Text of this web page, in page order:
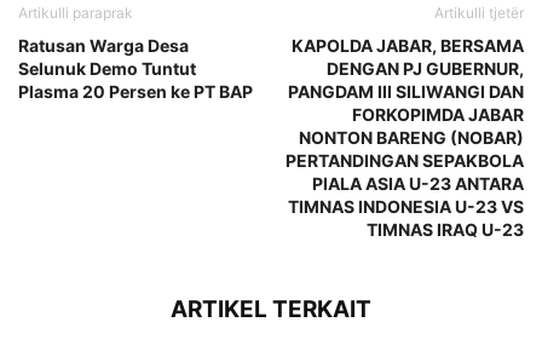
Artikulli paraprak
Ratusan Warga Desa
Selunuk Demo Tuntut
Plasma 20 Persen ke PT BAP
Artikulli tjetër
KAPOLDA JABAR, BERSAMA
DENGAN PJ GUBERNUR,
PANGDAM III SILIWANGI DAN
FORKOPIMDA JABAR
NONTON BARENG (NOBAR)
PERTANDINGAN SEPAKBOLA
PIALA ASIA U-23 ANTARA
TIMNAS INDONESIA U-23 VS
TIMNAS IRAQ U-23
ARTIKEL TERKAIT